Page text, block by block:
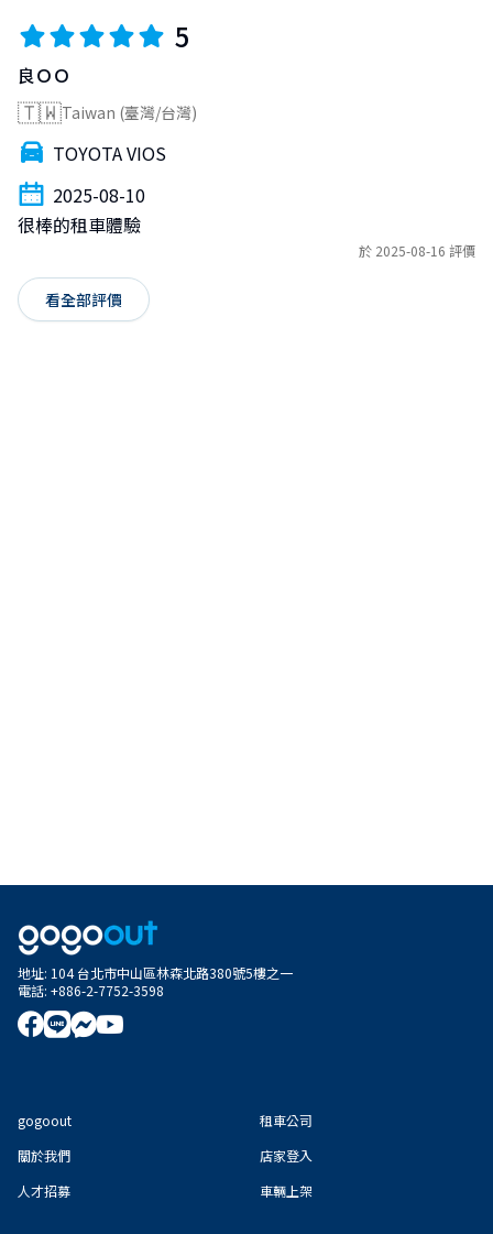
5
良ＯＯ
🇹🇼Taiwan (臺灣/台灣)
TOYOTA VIOS
2025-08-10
很棒的租車體驗
於 2025-08-16 評價
看全部評價
地址: 104 台北市中山區林森北路380號5樓之一
電話: +886-2-7752-3598
gogoout
關於我們
人才招募
租車公司
店家登入
車輛上架